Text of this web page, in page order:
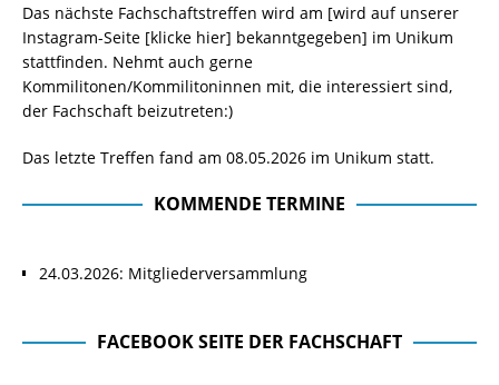
Das nächste Fachschaftstreffen wird am [wird auf unserer
Instagram-Seite [klicke hier] bekanntgegeben] im Unikum
stattfinden. Nehmt auch gerne
Kommilitonen/Kommilitoninnen mit, die interessiert sind,
der Fachschaft beizutreten:)
Das letzte Treffen fand am 08.05.2026 im Unikum statt.
KOMMENDE TERMINE
24.03.2026: Mitgliederversammlung
FACEBOOK SEITE DER FACHSCHAFT